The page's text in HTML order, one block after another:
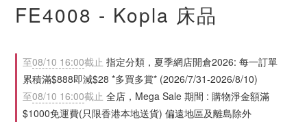
FE4008 - Kopla 床品
至08/10 16:00截止 指定分類，夏季網店開倉2026: 每一訂單
累積滿$888即減$28 *多買多賞* (2026/7/31-2026/8/10)
至08/10 16:00截止 全店，Mega Sale 期間 : 購物淨金額滿
$1000免運費(只限香港本地送貨) 偏遠地區及離島除外